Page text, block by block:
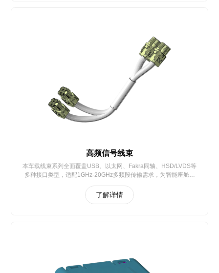
高频信号线束
本车载线束系列全面覆盖USB、以太网、Fakra同轴、HSD/LVDS等
多种接口类型，适配1GHz-20GHz多频段传输需求，为智能座舱、
了解详情